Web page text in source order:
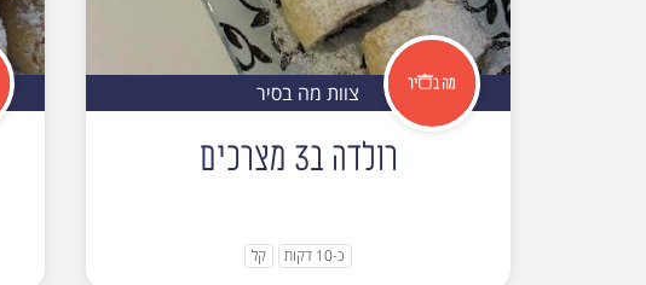
צוות מה בסיר
רולדה ב3 מצרכים
כ-10 דקות קל